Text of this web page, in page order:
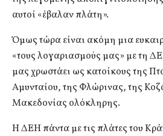
αυτοί «έβαλαν πλάτη».
Όμως τώρα είναι ακόμη μια
«τους λογαριασμούς μας» με τη
μας χρωστάει ως κατοίκους της
Αμυνταίου, της Φλώρινας, της
Μακεδονίας ολόκληρης.
Η ΔΕΗ πάντα με τις πλάτες του